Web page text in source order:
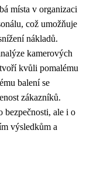
místa v organizaci
což umožňuje
nákladů.
kamerových
kvůli pomalému
balení se
zákazníků.
bezpečnosti, ale i o
výsledkům a